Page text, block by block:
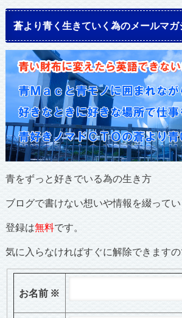
蒼より青く生きていく為のメールマガ
青をずっと好きでいる為の生き方
ブログで書けない想いや情報を綴ってい
登録は無料です。
気に入らなければすぐに解除できますの
お名前 ※